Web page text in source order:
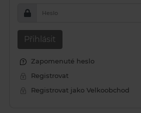
Heslo
Přihlásit
Zapomenuté heslo
Registrovat
Registrovat jako Velkoobchod